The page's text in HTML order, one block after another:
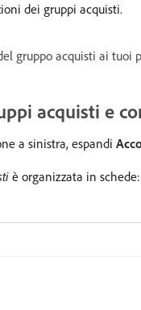
dei gruppi acquisti.
gruppo acquisti ai tuoi
acquisti e
a sinistra, espandi
è organizzata in schede: